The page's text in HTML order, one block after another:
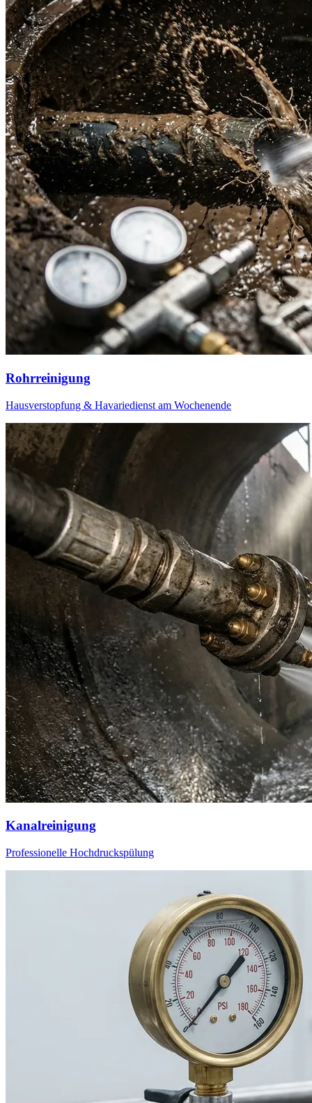
Havarie-Dienst auch am Wochenende
Rohrprobleme kennen keinen Feierabend. Deshalb sind wir auch an
Wochenenden und Feiertagen für Sie da.
Unsere Leistungen
Von der einfachen Rohrreinigung bis zur komplexen
Kanalsanierung – wir bieten Ihnen umfassende Lösungen für alle
Abwasserprobleme.
Rohrreinigung
Hausverstopfung & Havariedienst am Wochenende